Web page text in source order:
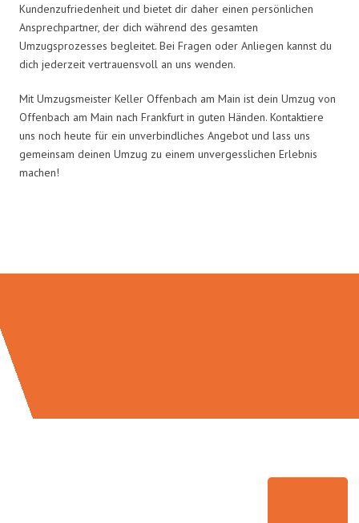
Kundenzufriedenheit und bietet dir daher einen persönlichen
Ansprechpartner, der dich während des gesamten
Umzugsprozesses begleitet. Bei Fragen oder Anliegen kannst du
dich jederzeit vertrauensvoll an uns wenden.
Mit Umzugsmeister Keller Offenbach am Main ist dein Umzug von
Offenbach am Main nach Frankfurt in guten Händen. Kontaktiere
uns noch heute für ein unverbindliches Angebot und lass uns
gemeinsam deinen Umzug zu einem unvergesslichen Erlebnis
machen!